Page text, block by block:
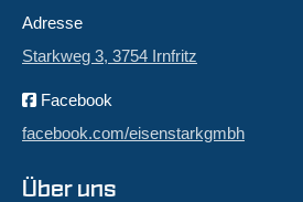
Adresse
Starkweg 3, 3754 Irnfritz
Facebook
facebook.com/eisenstarkgmbh
Über uns